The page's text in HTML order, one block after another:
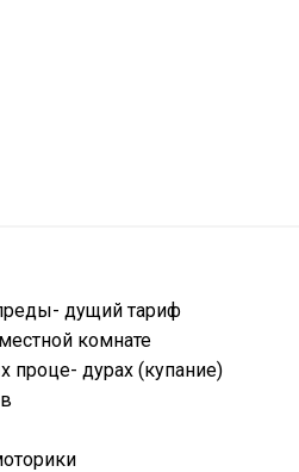
дущий тариф
комнате
дурах (купание)